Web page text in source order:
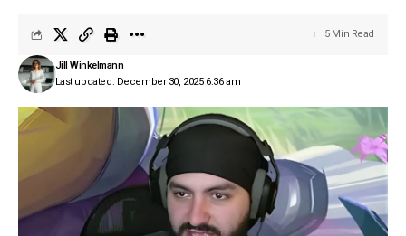
Last updated: December 30, 2025 6:36 am
Jill Winkelmann
5 Min Read